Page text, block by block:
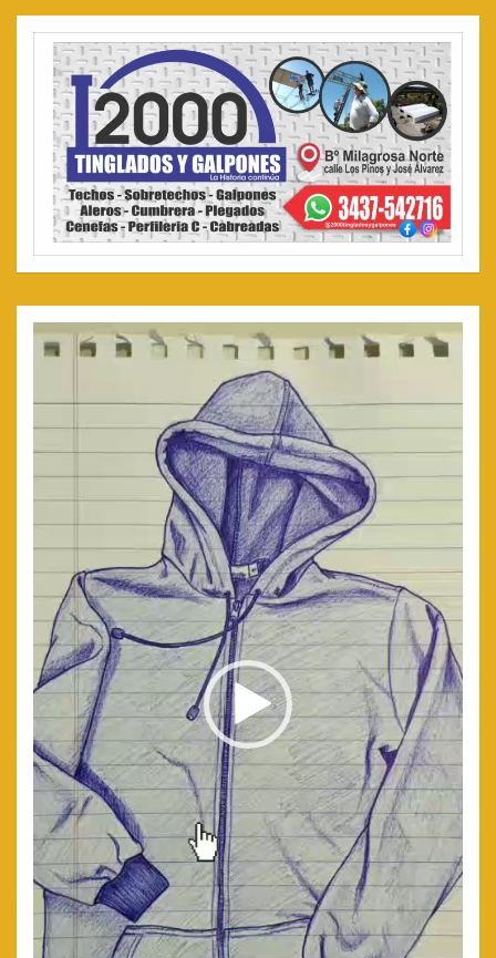
Reproductor
de